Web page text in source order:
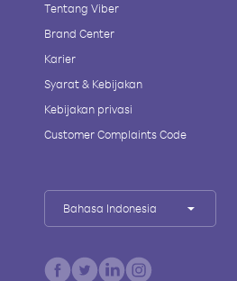
Tentang Viber
Brand Center
Karier
Syarat & Kebijakan
Kebijakan privasi
Customer Complaints Code
Bahasa Indonesia